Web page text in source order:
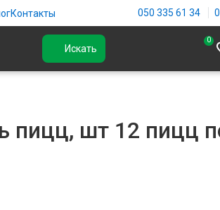
Контакты 050 335 61 34
Искать
пицц, шт 12 пицц